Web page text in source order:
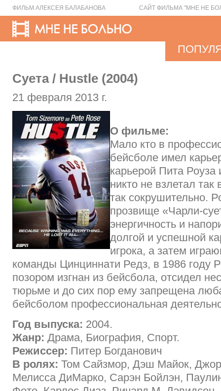
ФИЛЬМ АЛЕКСЕЯ БАЛАБАНОВА САЙТ ФИЛЬМА "МНЕ НЕ
Суета / Hustle (2004)
21 февраля 2013 г.
О фильме:
Мало кто в
бейсболе имел
карьерой Пита Роуза
никто не взлетал
так сокрушительно.
прозвище «Чарли-
энергичность и
долгой и успешной
игрока, а затем
команды Цинциннати Редз, в 1986 году
позором изгнан из бейсбола, отсидел
тюрьме и до сих пор ему запрещена
бейсболом профессиональная
Год выпуска: 2004.
Жанр: Драма, Биография, Спорт.
Режиссер: Питер Богданович
В ролях: Том Сайзмор, Дэш Майок,
Мелисса ДиМарко, Сарэн Бойлэн,